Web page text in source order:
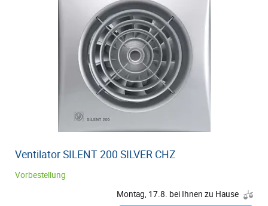
Ventilator SILENT 200 SILVER CHZ
Vorbestellung
Montag, 17.8. bei Ihnen zu Hause